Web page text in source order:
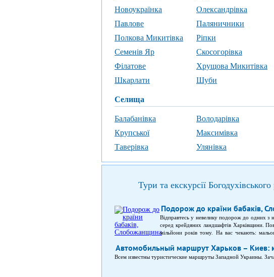
Новоукраїнка
Олександрівка
Павлове
Паляничники
Полкова Микитівка
Ріпки
Семенів Яр
Скосогорівка
Філатове
Хрущова Микитівка
Шкарлати
Шуби
селища
Балабанівка Володарівка
Крупської
Максимівка
Таверівка
Улянівка
Тури та екскурсії
Подорож до країни бабаків,
Відправтесь у невелику подорож до одних з
серед крейдяних ландшафтів Харківщини.
мільйони років тому. На вас чекають:
Автомобильный маршрут Харьков –
Всем известны туристические маршруты Западной Украины.